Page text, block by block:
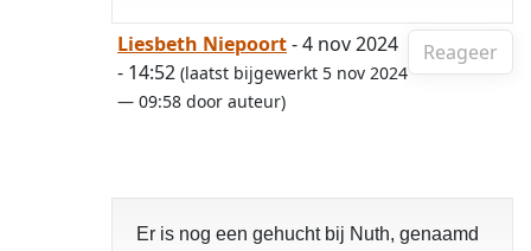
Reageer
Liesbeth Niepoort- 4 nov 2024
- 14:52 (laatst bijgewerkt 5 nov 2024
— 09:58 door auteur)
Er is nog een gehucht bij Nuth, genaamd